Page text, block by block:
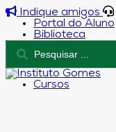
Indique amigos
Portal do Aluno
Biblioteca
Cursos